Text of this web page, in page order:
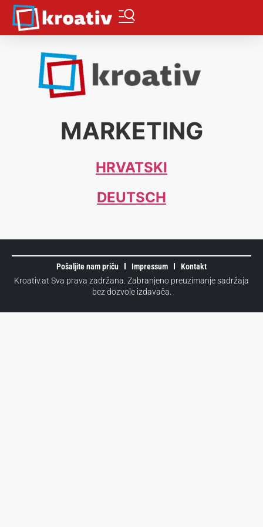
MARKETING
HRVATSKI
DEUTSCH
Pošaljite nam priču Impressum
Kontakt
Kroativ.at Sva prava zadržana. Zabranjeno preuzimanje sadržaja
bez dozvole izdavača.